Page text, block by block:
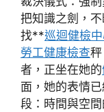
把知識之劍，
找**巡迴健檢
勞工健康檢查
者，正坐在她的
面，她的表情
段：時間與空